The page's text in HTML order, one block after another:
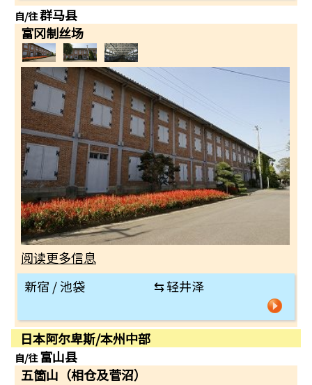
自/往群马县
富冈制丝场
阅读更多信息
新宿 / 池袋
⇆轻井泽
日本阿尔卑斯/本州中部
自/往富山县
五箇山（相仓及菅沼）